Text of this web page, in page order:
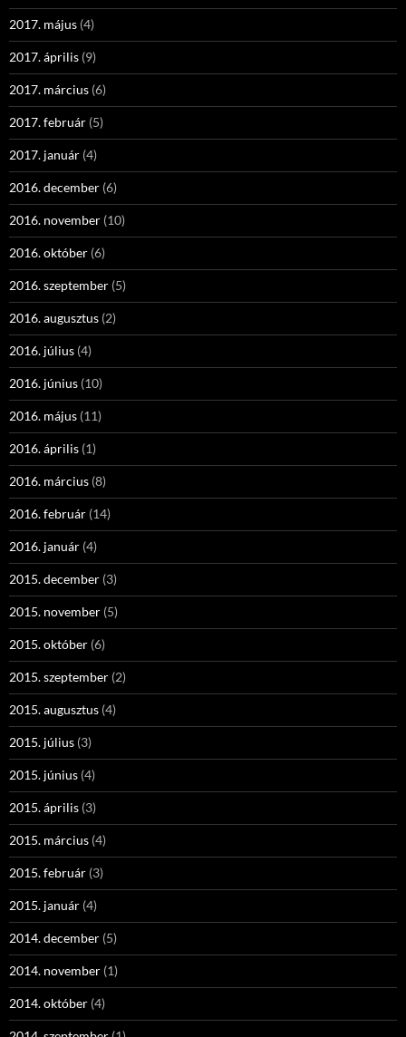
2017. május (4)
2017. április (9)
2017. március (6)
2017. február (5)
2017. január (4)
2016. december (6)
2016. november (10)
2016. október (6)
2016. szeptember (5)
2016. augusztus (2)
2016. július (4)
2016. június (10)
2016. május (11)
2016. április (1)
2016. március (8)
2016. február (14)
2016. január (4)
2015. december (3)
2015. november (5)
2015. október (6)
2015. szeptember (2)
2015. augusztus (4)
2015. július (3)
2015. június (4)
2015. április (3)
2015. március (4)
2015. február (3)
2015. január (4)
2014. december (5)
2014. november (1)
2014. október (4)